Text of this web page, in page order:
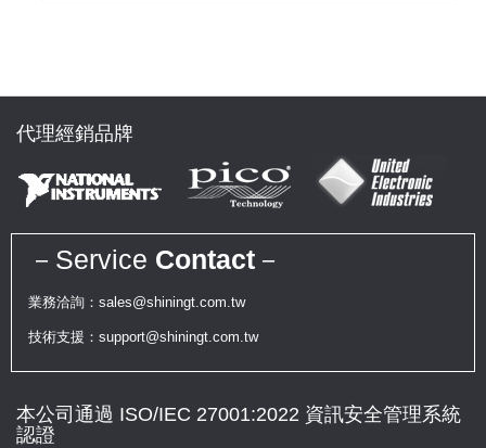
代理經銷品牌
－Service Contact －
業務洽詢：sales@shiningt.com.tw
技術支援：support@shiningt.com.tw
本公司通過 ISO/IEC 27001:2022 資訊安全管理系統
認證